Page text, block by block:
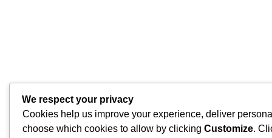
We respect your privacy
Cookies help us improve your experience, deliver
choose which cookies to allow by clicking Customize.